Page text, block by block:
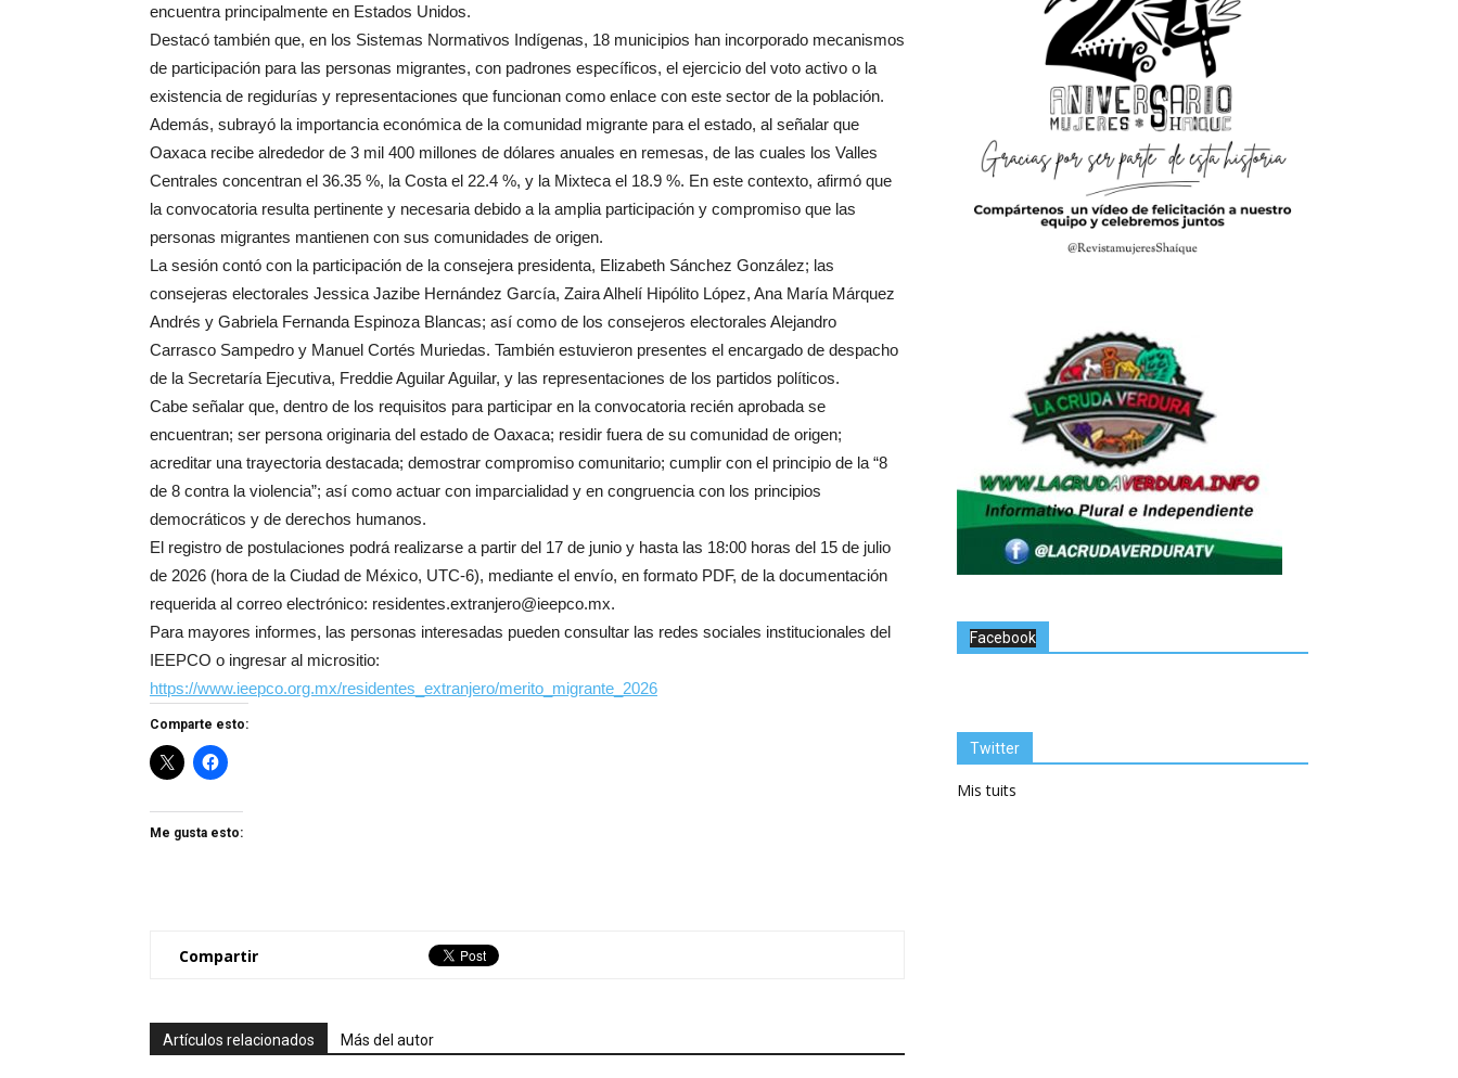
encuentra principalmente en Estados Unidos.
Destacó también que, en los Sistemas Normativos Indígenas, 18 municipios han incorporado mecanismos
de participación para las personas migrantes, con padrones específicos, el ejercicio del voto activo o la
existencia de regidurías y representaciones que funcionan como enlace con este sector de la población.
Además, subrayó la importancia económica de la comunidad migrante para el estado, al señalar que
Oaxaca recibe alrededor de 3 mil 400 millones de dólares anuales en remesas, de las cuales los Valles
Centrales concentran el 36.35 %, la Costa el 22.4 %, y la Mixteca el 18.9 %. En este contexto, afirmó que
la convocatoria resulta pertinente y necesaria debido a la amplia participación y compromiso que las
personas migrantes mantienen con sus comunidades de origen.
La sesión contó con la participación de la consejera presidenta, Elizabeth Sánchez González; las
consejeras electorales Jessica Jazibe Hernández García, Zaira Alhelí Hipólito López, Ana María Márquez
Andrés y Gabriela Fernanda Espinoza Blancas; así como de los consejeros electorales Alejandro
Carrasco Sampedro y Manuel Cortés Muriedas. También estuvieron presentes el encargado de despacho
de la Secretaría Ejecutiva, Freddie Aguilar Aguilar, y las representaciones de los partidos políticos.
Cabe señalar que, dentro de los requisitos para participar en la convocatoria recién aprobada se
encuentran; ser persona originaria del estado de Oaxaca; residir fuera de su comunidad de origen;
acreditar una trayectoria destacada; demostrar compromiso comunitario; cumplir con el principio de la “8
de 8 contra la violencia”; así como actuar con imparcialidad y en congruencia con los principios
democráticos y de derechos humanos.
El registro de postulaciones podrá realizarse a partir del 17 de junio y hasta las 18:00 horas del 15 de julio
de 2026 (hora de la Ciudad de México, UTC-6), mediante el envío, en formato PDF, de la documentación
requerida al correo electrónico: residentes.extranjero@ieepco.mx.
Para mayores informes, las personas interesadas pueden consultar las redes sociales institucionales del
IEEPCO o ingresar al micrositio:
https://www.ieepco.org.mx/residentes_extranjero/merito_migrante_2026
Comparte esto:
Me gusta esto:
Compartir
Artículos relacionados Más del autor
Facebook
Twitter
Mis tuits